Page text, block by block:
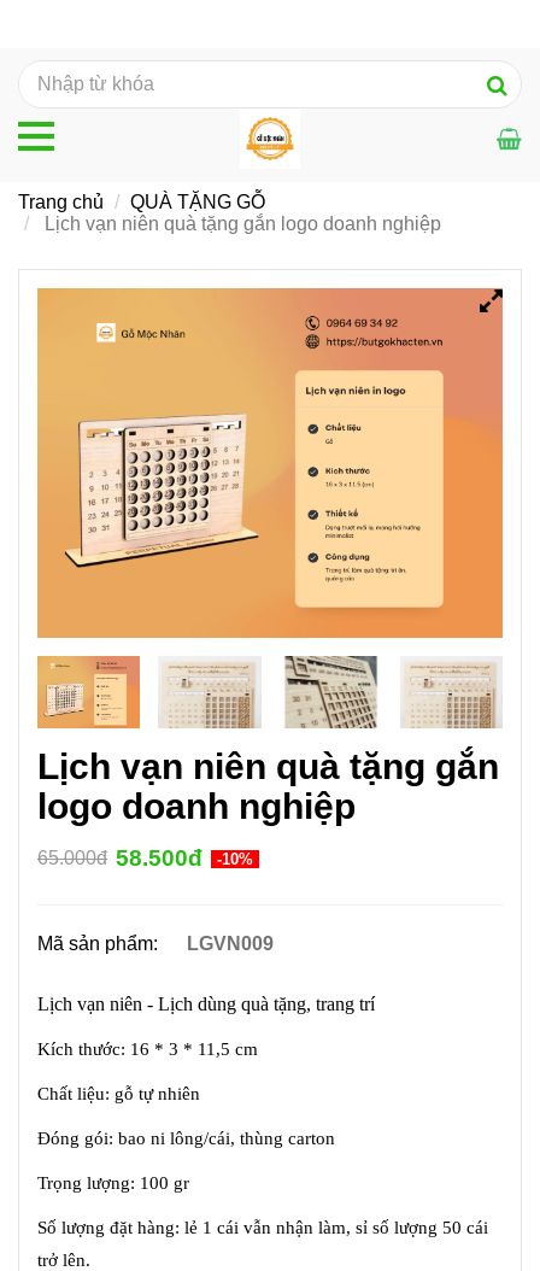
Lịch vạn niên quà tặng gắn
logo doanh nghiệp
65.000đ 58.500đ -10%
Mã sản phẩm: LGVN009
Lịch vạn niên - Lịch dùng quà tặng, trang trí
Kích thước: 16 * 3 * 11,5 cm
Chất liệu: gỗ tự nhiên
Đóng gói: bao ni lông/cái, thùng carton
Trọng lượng: 100 gr
Số lượng đặt hàng: lẻ 1 cái vẫn nhận làm, sỉ số lượng 50 cái
trở lên.
Trang chủ
QUÀ TẶNG GỖ
Lịch vạn niên quà tặng gắn logo doanh nghiệp